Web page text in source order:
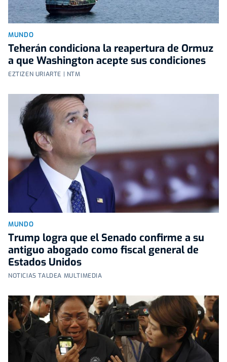
MUNDO
Teherán condiciona la reapertura de Ormuz
a que Washington acepte sus condiciones
EZTIZEN URIARTE | NTM
MUNDO
Trump logra que el Senado confirme a su
antiguo abogado como fiscal general de
Estados Unidos
NOTICIAS TALDEA MULTIMEDIA